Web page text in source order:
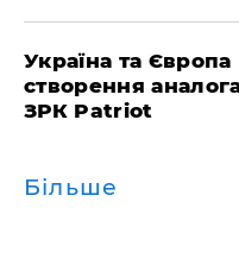
Україна та
створення
ЗРК Patriot
Більше